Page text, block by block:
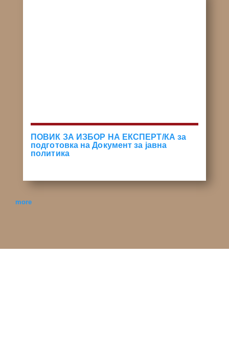
ПОВИК ЗА ИЗБОР НА ЕКСПЕРТ/КА за
подготовка на Документ за јавна
политика
more